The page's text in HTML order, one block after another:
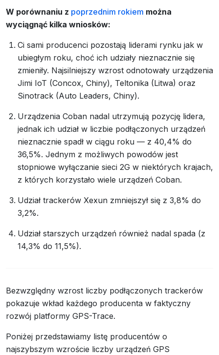
W porównaniu z poprzednim rokiem można
wyciągnąć kilka wniosków:
Ci sami producenci pozostają liderami rynku jak w
ubiegłym roku, choć ich udziały nieznacznie się
zmieniły. Najsilniejszy wzrost odnotowały urządzenia
Jimi IoT (Concox, Chiny), Teltonika (Litwa) oraz
Sinotrack (Auto Leaders, Chiny).
Urządzenia Coban nadal utrzymują pozycję lidera,
jednak ich udział w liczbie podłączonych urządzeń
nieznacznie spadł w ciągu roku — z 40,4% do
36,5%. Jednym z możliwych powodów jest
stopniowe wyłączanie sieci 2G w niektórych krajach,
z których korzystało wiele urządzeń Coban.
Udział trackerów Xexun zmniejszył się z 3,8% do
3,2%.
Udział starszych urządzeń również nadal spada (z
14,3% do 11,5%).
Bezwzględny wzrost liczby podłączonych trackerów
pokazuje wkład każdego producenta w faktyczny
rozwój platformy GPS-Trace.
Poniżej przedstawiamy listę producentów o
najszybszym wzroście liczby urządzeń GPS